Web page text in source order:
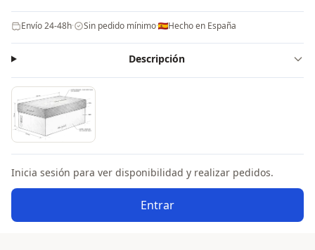
Envío 24-48h· Sin pedido mínimo· Hecho en España
Descripción
Inicia sesión para ver disponibilidad y realizar pedidos.
Entrar